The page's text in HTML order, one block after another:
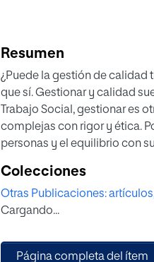
Resumen
¿Puede la gestión de calidad
que sí. Gestionar y calidad
Trabajo Social, gestionar es
complejas con rigor y ética.
personas y el equilibrio con
organizativa, fortalecer el
decidir y mejorar “a
combina práctica y reflexión
Social, marca la diferencia.
Colecciones
Otras Publicaciones:
Cargando...
Página completa del ítem